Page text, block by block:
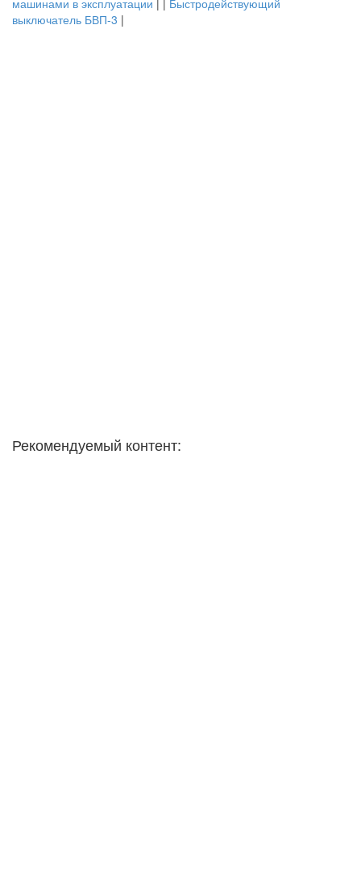
машинами в эксплуатации
Быстродействующий
выключатель БВП-3 |
Рекомендуемый контент: